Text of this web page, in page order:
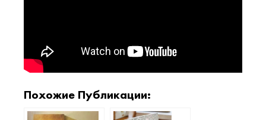
Похожие Публикации: